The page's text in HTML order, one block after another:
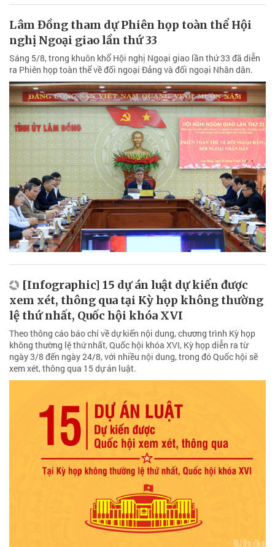
Lâm Đồng tham dự Phiên họp toàn thể Hội
nghị Ngoại giao lần thứ 33
Sáng 5/8, trong khuôn khổ Hội nghị Ngoại giao lần thứ 33 đã diễn
ra Phiên họp toàn thể về đối ngoại Đảng và đối ngoại Nhân dân.
[Infographic] 15 dự án luật dự kiến được
xem xét, thông qua tại Kỳ họp không thường
lệ thứ nhất, Quốc hội khóa XVI
Theo thông cáo báo chí về dự kiến nội dung, chương trình Kỳ họp
không thường lệ thứ nhất, Quốc hội khóa XVI, Kỳ họp diễn ra từ
ngày 3/8 đến ngày 24/8, với nhiều nội dung, trong đó Quốc hội sẽ
xem xét, thông qua 15 dự án luật.